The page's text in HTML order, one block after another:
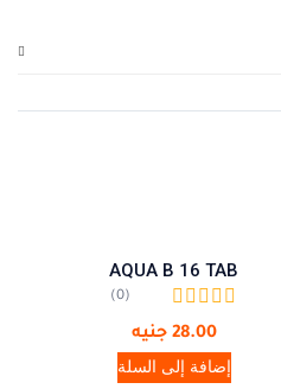
AQUA B 16 TAB
(0)
28.00 جنيه
إضافة إلى السلة